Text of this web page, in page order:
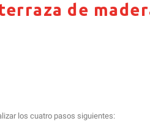
de
los cuatro pasos siguientes: